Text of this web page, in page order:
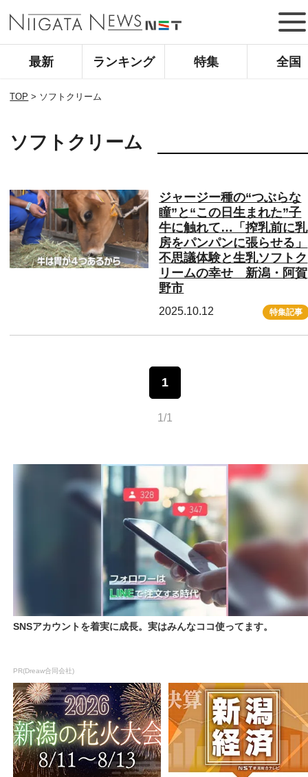
最新 ランキング 特集 全国
TOP > ソフトクリーム
ソフトクリーム
ジャージー種の“つぶらな
瞳”と“この日生まれた”子
牛に触れて…「搾乳前に乳
房をパンパンに張らせる」
不思議体験と生乳ソフトク
リームの幸せ 新潟・阿賀
野市
2025.10.12 特集記事
1
1/1
SNSアカウントを着実に成長。実はみんなココ使ってます。
PR(Dreaw合同会社)